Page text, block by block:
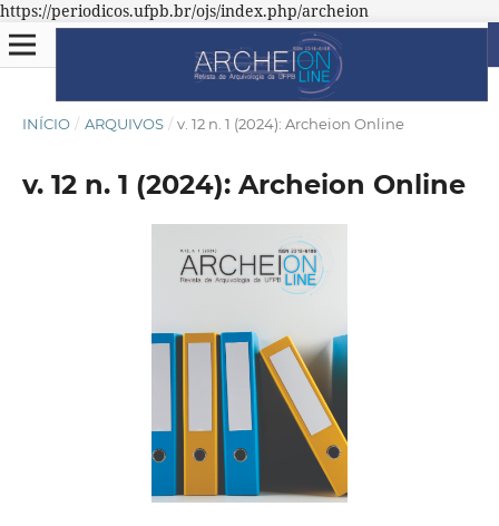
https://periodicos.ufpb.br/ojs/index.php/archeion
INÍCIO / ARQUIVOS / v. 12 n. 1 (2024): Archeion Online
v. 12 n. 1 (2024): Archeion Online